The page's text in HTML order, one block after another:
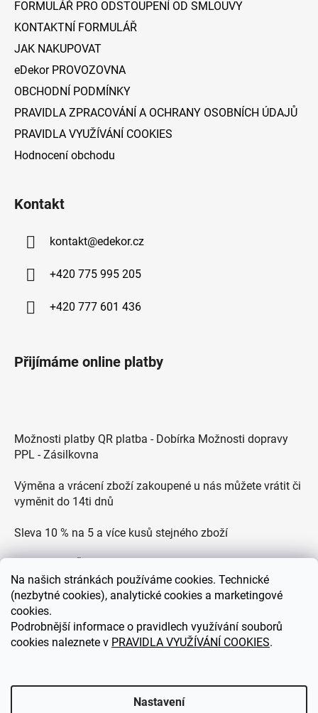
Na našich stránkách používáme cookies. Technické
(nezbytné cookies), analytické cookies a marketingové
cookies.
Podrobnější informace o pravidlech využívání souborů
cookies naleznete v PRAVIDLA VYUŽÍVÁNÍ COOKIES.
Nastavení
FORMULÁŘ PRO ODSTOUPENÍ OD SMLOUVY
KONTAKTNÍ FORMULÁŘ
JAK NAKUPOVAT
eDekor PROVOZOVNA
OBCHODNÍ PODMÍNKY
PRAVIDLA ZPRACOVÁNÍ A OCHRANY OSOBNÍCH ÚDAJŮ
PRAVIDLA VYUŽÍVÁNÍ COOKIES
Hodnocení obchodu
Kontakt
kontakt@edekor.cz
+420 775 995 205
+420 777 601 436
Přijímáme online platby
Možnosti platby QR platba - Dobírka Možnosti dopravy
PPL - Zásilkovna
Výměna a vrácení zboží zakoupené u nás můžete vrátit či
vyměnit do 14ti dnů
Sleva 10 % na 5 a více kusů stejného zboží
Zákaznická podpora každý všední den od 9.00 do 18.00
hodin
eDEKOR.cz